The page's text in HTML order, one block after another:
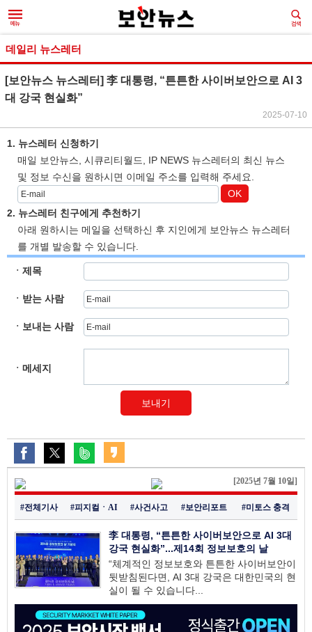
데일리 뉴스레터
[보안뉴스 뉴스레터] 李 대통령, “튼튼한 사이버보안으로 AI 3
대 강국 현실화”
2025-07-10
1. 뉴스레터 신청하기
매일 보안뉴스, 시큐리티월드, IP NEWS 뉴스레터의 최신 뉴스
및 정보 수신을 원하시면 이메일 주소를 입력해 주세요.
OK
2. 뉴스레터 친구에게 추천하기
아래 원하시는 메일을 선택하신 후 지인에게 보안뉴스 뉴스레터
를 개별 발송할 수 있습니다.
ㆍ제목
ㆍ받는 사람
ㆍ보내는 사람
ㆍ메세지
보내기
[2025년 7월 10일]
#전체기사 #피지컬ㆍAI #사건사고 #보안리포트 #미토스 충격
李 대통령, “튼튼한 사이버보안으로 AI 3대
강국 현실화”...제14회 정보보호의 날
“체계적인 정보보호와 튼튼한 사이버보안이
뒷받침된다면, AI 3대 강국은 대한민국의 현
실이 될 수 있습니다...